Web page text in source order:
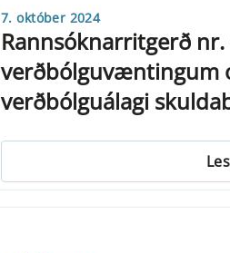
7. október 2024
Rannsóknarritgerð
verðbólguvæntingum
verðbólguálagi